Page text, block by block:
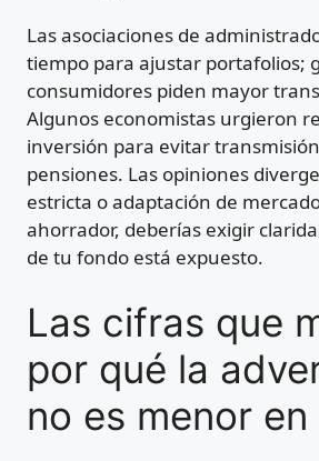
Las asociaciones de
tiempo para ajustar portafolios;
consumidores piden mayor
Algunos economistas urgieron
inversión para evitar
pensiones. Las opiniones
estricta o adaptación de
ahorrador, deberías exigir
de tu fondo está expuesto.
Las cifras que
por qué la
no es menor